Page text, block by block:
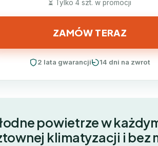
⏳ Tylko 4 szt. w promocji
ZAMÓW TERAZ
2 lata gwarancji 14 dni na zwrot
powietrze w
klimatyzacji i bez